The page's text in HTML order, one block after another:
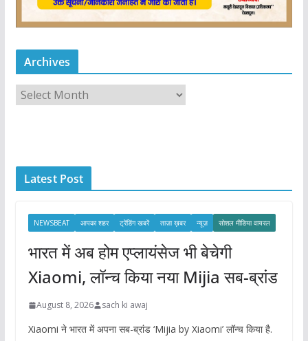
Archives
Latest Post
NEWSBEAT आपका शहर ट्रेंडिंग खबरें ताज़ा ख़बर न्यूज़ सोशल मीडिया वायरल
भारत में अब होम एप्लायंसेज भी बेचेगी
Xiaomi, लॉन्च किया नया Mijia सब-ब्रांड
August 8, 2026 sach ki awaj
Xiaomi ने भारत में अपना सब-ब्रांड ‘Mijia by Xiaomi’ लॉन्च किया है.